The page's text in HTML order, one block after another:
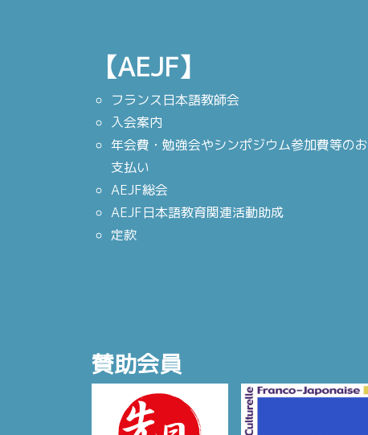
【AEJF】
フランス日本語教師会
入会案内
年会費・勉強会やシンポジウム参加費等のお
支払い
AEJF総会
AEJF日本語教育関連活動助成
定款
賛助会員